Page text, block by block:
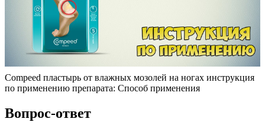
Compeed пластырь от влажных мозолей на ногах инструкция
по применению препарата: Способ применения
Вопрос-ответ